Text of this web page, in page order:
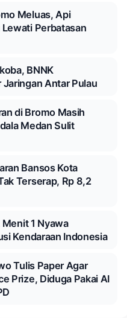
Meluas, Api
Perbatasan
BNNK
Antar Pulau
di Bromo Masih
Medan Sulit
Bansos Kota
Terserap, Rp 8,2
1 Nyawa
Kendaraan Indonesia
Tulis Paper Agar
Prize, Diduga Pakai AI